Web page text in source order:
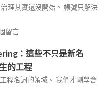
理其實還沒開始。 帳號只解決
留言
：這些不只是新名
的工程
程名詞的領域。 我們才剛學會